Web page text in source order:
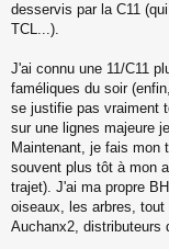
o
n
desservis par la C11
TCL...).
J'ai connu une 11/C11
faméliques du soir
se justifie pas vraiment
sur une lignes majeure
Maintenant, je fais mon
souvent plus tôt à mon
trajet). J'ai ma propre
oiseaux, les arbres,
Auchanx2, distributeurs